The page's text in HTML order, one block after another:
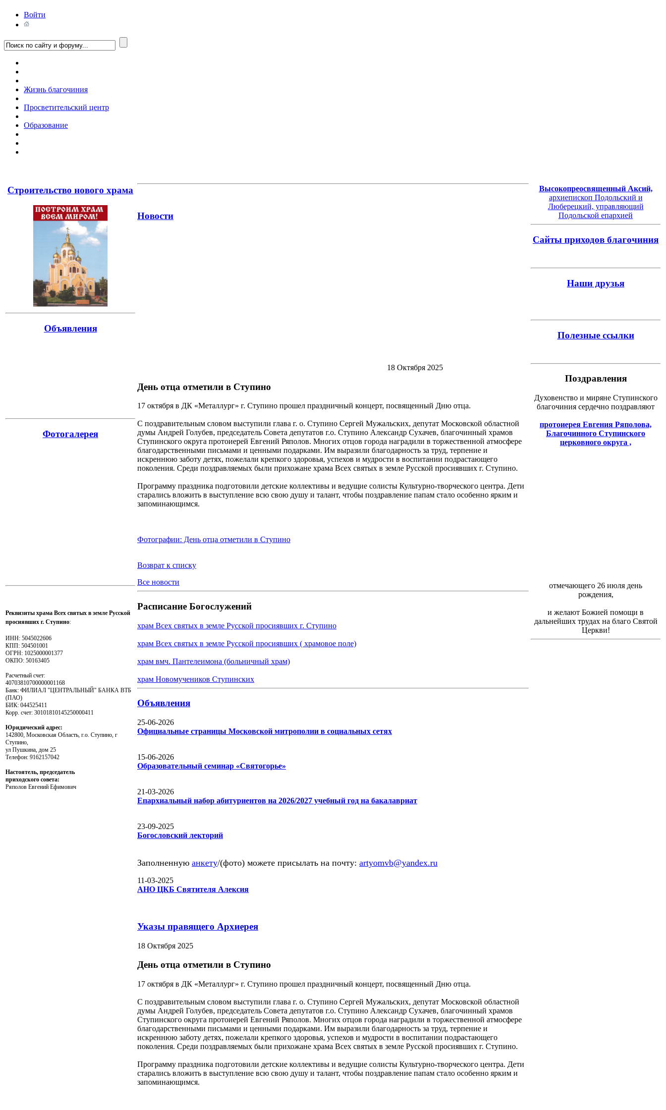
Войти
Жизнь благочиния
Просветительский центр
Образование
Строительство нового храма
Объявления
Фотогалерея
Реквизиты храма Всех святых в земле Русской
просиявших г. Ступино:
ИНН: 5045022606
КПП: 504501001
ОГРН: 1025000001377
ОКПО: 50163405
Расчетный счет:
40703810700000001168
Банк: ФИЛИАЛ "ЦЕНТРАЛЬНЫЙ" БАНКА ВТБ
(ПАО)
БИК: 044525411
Корр. счет: 30101810145250000411
Юридический адрес:
142800, Московская Область, г.о. Ступино, г
Ступино,
ул Пушкина, дом 25
Телефон: 9162157042
Настоятель, председатель
приходского совета:
Ряполов Евгений Ефимович
Новости
18 Октября 2025
День отца отметили в Ступино
17 октября в ДК «Металлург» г. Ступино прошел праздничный концерт, посвященный Дню отца.
С поздравительным словом выступили глава г. о. Ступино Сергей Мужальских, депутат Московской областной
думы Андрей Голубев, председатель Совета депутатов г.о. Ступино Александр Сухачев, благочинный храмов
Ступинского округа протоиерей Евгений Ряполов. Многих отцов города наградили в торжественной атмосфере
благодарственными письмами и ценными подарками. Им выразили благодарность за труд, терпение и
искреннюю заботу детях, пожелали крепкого здоровья, успехов и мудрости в воспитании подрастающего
поколения. Среди поздравляемых были прихожане храма Всех святых в земле Русской просиявших г. Ступино.
Программу праздника подготовили детские коллективы и ведущие солисты Культурно-творческого центра. Дети
старались вложить в выступление всю свою душу и талант, чтобы поздравление папам стало особенно ярким и
запоминающимся.
Фотографии: День отца отметили в Ступино
Возврат к списку
Все новости
Расписание Богослужений
храм Всех святых в земле Русской просиявших г. Ступино
храм Всех святых в земле Русской просиявших ( храмовое поле)
храм вмч. Пантелеимона (больничный храм)
храм Новомучеников Ступинских
Объявления
25-06-2026
Официальные страницы Московской митрополии в социальных сетях
15-06-2026
Образовательный семинар «Святогорье»
21-03-2026
Епархиальный набор абитуриентов на 2026/2027 учебный год на бакалавриат
23-09-2025
Богословский лекторий
Заполненную анкету/(фото) можете присылать на почту: artyomvb@yandex.ru
11-03-2025
АНО ЦКБ Святителя Алексия
Указы правящего Архиерея
18 Октября 2025
День отца отметили в Ступино
17 октября в ДК «Металлург» г. Ступино прошел праздничный концерт, посвященный Дню отца.
С поздравительным словом выступили глава г. о. Ступино Сергей Мужальских, депутат Московской областной
думы Андрей Голубев, председатель Совета депутатов г.о. Ступино Александр Сухачев, благочинный храмов
Ступинского округа протоиерей Евгений Ряполов. Многих отцов города наградили в торжественной атмосфере
благодарственными письмами и ценными подарками. Им выразили благодарность за труд, терпение и
искреннюю заботу детях, пожелали крепкого здоровья, успехов и мудрости в воспитании подрастающего
поколения. Среди поздравляемых были прихожане храма Всех святых в земле Русской просиявших г. Ступино.
Программу праздника подготовили детские коллективы и ведущие солисты Культурно-творческого центра. Дети
старались вложить в выступление всю свою душу и талант, чтобы поздравление папам стало особенно ярким и
запоминающимся.
Высокопреосвященный Аксий,
архиепископ Подольский и
Люберецкий, управляющий
Подольской епархией
Сайты приходов благочиния
Наши друзья
Полезные ссылки
Поздравления
Духовенство и миряне Ступинского
благочиния сердечно поздравляют
протоиерея Евгения Ряполова,
Благочинного Ступинского
церковного округа ,
отмечающего 26 июля день
рождения,
и желают Божией помощи в
дальнейших трудах на благо Святой
Церкви!